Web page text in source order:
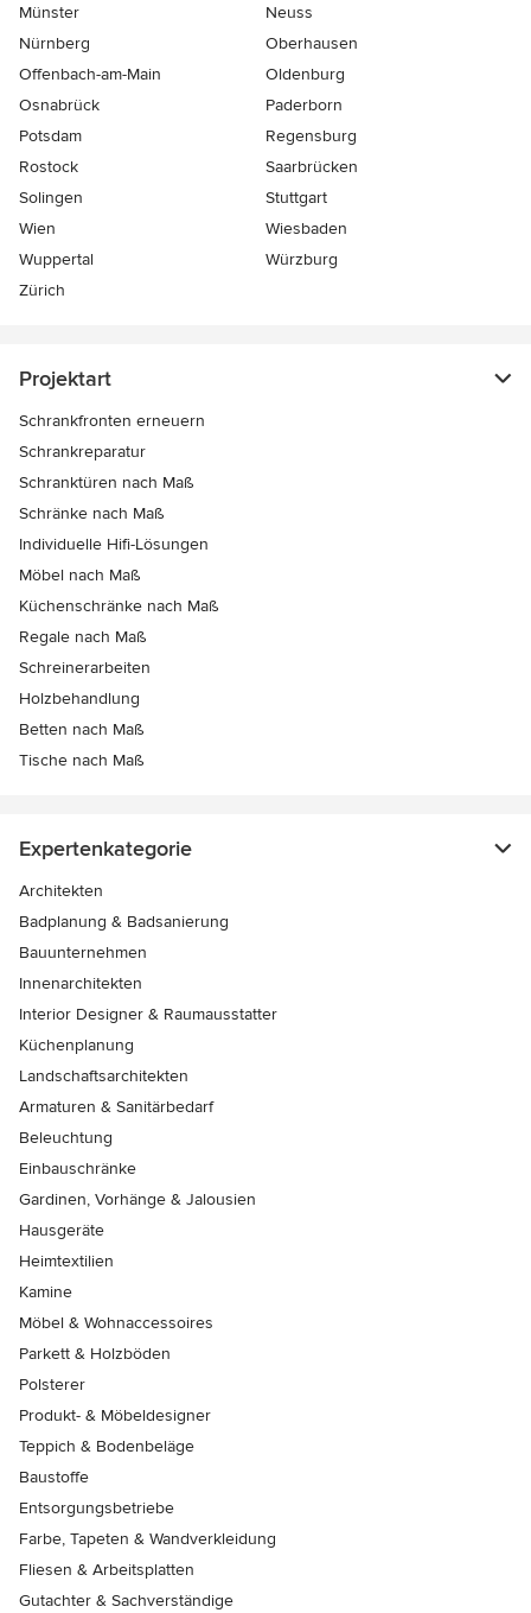
Münster
Neuss
Nürnberg
Oberhausen
Offenbach-am-Main
Oldenburg
Osnabrück
Paderborn
Potsdam
Regensburg
Rostock
Saarbrücken
Solingen
Stuttgart
Wien
Wiesbaden
Wuppertal
Würzburg
Zürich
Projektart
Schrankfronten erneuern
Schrankreparatur
Schranktüren nach Maß
Schränke nach Maß
Individuelle Hifi-Lösungen
Möbel nach Maß
Küchenschränke nach Maß
Regale nach Maß
Schreinerarbeiten
Holzbehandlung
Betten nach Maß
Tische nach Maß
Expertenkategorie
Architekten
Badplanung & Badsanierung
Bauunternehmen
Innenarchitekten
Interior Designer & Raumausstatter
Küchenplanung
Landschaftsarchitekten
Armaturen & Sanitärbedarf
Beleuchtung
Einbauschränke
Gardinen, Vorhänge & Jalousien
Hausgeräte
Heimtextilien
Kamine
Möbel & Wohnaccessoires
Parkett & Holzböden
Polsterer
Produkt- & Möbeldesigner
Teppich & Bodenbeläge
Baustoffe
Entsorgungsbetriebe
Farbe, Tapeten & Wandverkleidung
Fliesen & Arbeitsplatten
Gutachter & Sachverständige